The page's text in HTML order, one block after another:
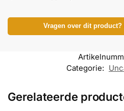
Vragen over dit product?
Categorie:
Gerelateerde